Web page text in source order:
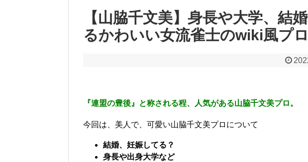
【山脇千文美】身長や大学、結
るかわいい女流雀士のwiki風プ
『連盟の豊後』と称される程、人気がある山脇千文美プロ。
今回は、美人で、可愛い山脇千文美プロについて
結婚、妊娠してる？
身長や出身大学など